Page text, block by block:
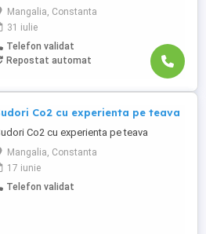
si izolatii industriale in rafinarii,
petrochimice, otelarii, ofera
de munca in Belgia pentru: - schelari
necalificati pentru activitatea de
demontaj schele industriale; - ...
Mangalia, Constanta
31 iulie
Telefon validat
Repostat automat
Co2 cu experienta pe teava
Co2 cu experienta pe teava
Mangalia, Constanta
17 iunie
Telefon validat